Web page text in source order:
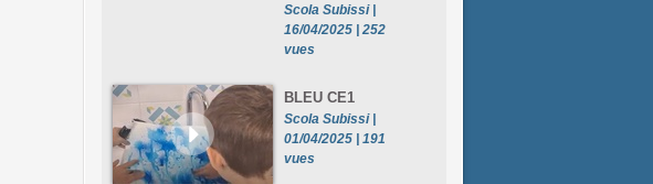
Scola Subissi |
16/04/2025 | 252
vues
BLEU CE1
Scola Subissi |
01/04/2025 | 191
vues